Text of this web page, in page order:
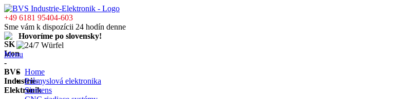
+49 6181 95404-603
Sme vám k dispozícii 24 hodín denne
Hovoríme po slovensky!
Menu
Home
Průmyslová elektronika
Siemens